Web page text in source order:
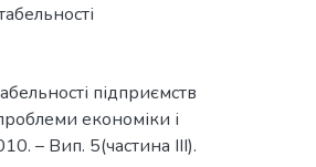
підприємств
економіки і
– Вип. 5(частина IІІ).